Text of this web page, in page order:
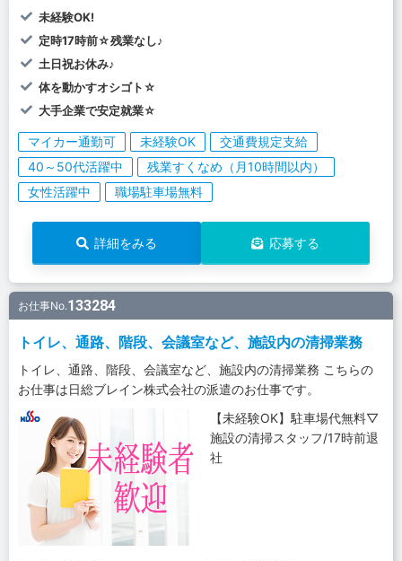
未経験OK!
定時17時前☆残業なし♪
土日祝お休み♪
体を動かすオシゴト☆
大手企業で安定就業☆
マイカー通勤可 未経験OK
交通費規定支給
40～50代活躍中
残業すくなめ（月10時間以内）
女性活躍中
職場駐車場無料
詳細をみる 応募する
お仕事No.133284
トイレ、通路、階段、会議室など、施設内の清掃業務
トイレ、通路、階段、会議室など、施設内の清掃業務 こちらの
お仕事は日総ブレイン株式会社の派遣のお仕事です。
【未経験OK】駐車場代無料▽
施設の清掃スタッフ/17時前退
社